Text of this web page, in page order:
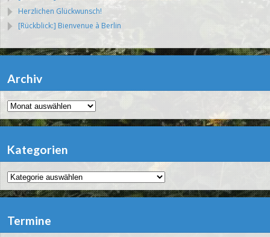
Herzlichen Glückwunsch!
[Rückblick:] Bienvenue à Berlin
Archiv
Archiv
Kategorien
Kategorien
Termine